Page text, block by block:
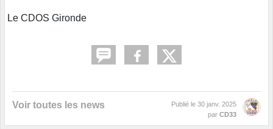
Le CDOS Gironde
Voir toutes les news Publié le 30 janv. 2025
par CD33